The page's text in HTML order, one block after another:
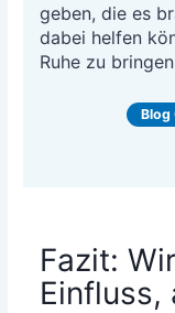
geben, die es
dabei hel­fen
Ruhe zu
Blog
Fazit:
Einfluss,